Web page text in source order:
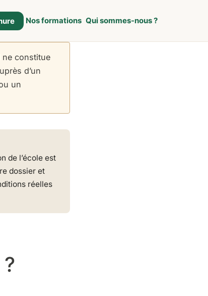
Nos formations Qui sommes-nous ?
constitue
d’un
un
de l’école est
dossier et
réelles